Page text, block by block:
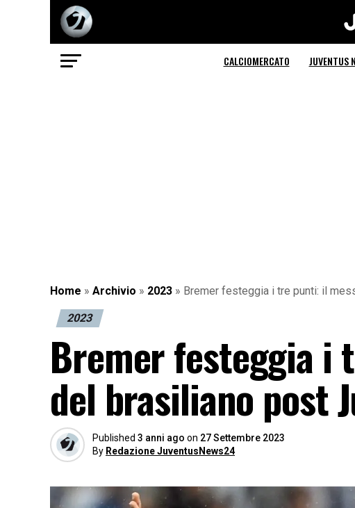
CALCIOMERCATO JUVENTUS
Home » Archivio » 2023 » Bremer festeggia i tre punti: il
2023
Bremer festeggia i
del brasiliano post
Published 3 anni ago on 27 Settembre 2023
By Redazione JuventusNews24